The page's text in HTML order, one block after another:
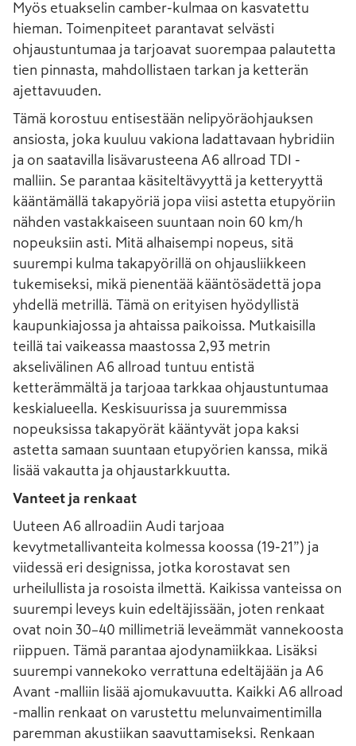
Myös etuakselin camber-kulmaa on kasvatettu
hieman. Toimenpiteet parantavat selvästi
ohjaustuntumaa ja tarjoavat suorempaa palautetta
tien pinnasta, mahdollistaen tarkan ja ketterän
ajettavuuden.
Tämä korostuu entisestään nelipyöräohjauksen
ansiosta, joka kuuluu vakiona ladattavaan hybridiin
ja on saatavilla lisävarusteena A6 allroad TDI -
malliin. Se parantaa käsiteltävyyttä ja ketteryyttä
kääntämällä takapyöriä jopa viisi astetta etupyöriin
nähden vastakkaiseen suuntaan noin 60 km/h
nopeuksiin asti. Mitä alhaisempi nopeus, sitä
suurempi kulma takapyörillä on ohjausliikkeen
tukemiseksi, mikä pienentää kääntösädettä jopa
yhdellä metrillä. Tämä on erityisen hyödyllistä
kaupunkiajossa ja ahtaissa paikoissa. Mutkaisilla
teillä tai vaikeassa maastossa 2,93 metrin
akselivälinen A6 allroad tuntuu entistä
ketterämmältä ja tarjoaa tarkkaa ohjaustuntumaa
keskialueella. Keskisuurissa ja suuremmissa
nopeuksissa takapyörät kääntyvät jopa kaksi
astetta samaan suuntaan etupyörien kanssa, mikä
lisää vakautta ja ohjaustarkkuutta.
Vanteet ja renkaat
Uuteen A6 allroadiin Audi tarjoaa
kevytmetallivanteita kolmessa koossa (19-21”) ja
viidessä eri designissa, jotka korostavat sen
urheilullista ja rosoista ilmettä. Kaikissa vanteissa on
suurempi leveys kuin edeltäjissään, joten renkaat
ovat noin 30–40 millimetriä leveämmät vannekoosta
riippuen. Tämä parantaa ajodynamiikkaa. Lisäksi
suurempi vannekoko verrattuna edeltäjään ja A6
Avant -malliin lisää ajomukavuutta. Kaikki A6 allroad
-mallin renkaat on varustettu melunvaimentimilla
paremman akustiikan saavuttamiseksi. Renkaan